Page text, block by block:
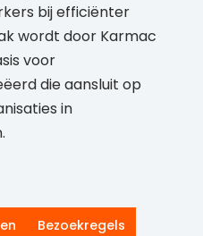
bij efficiënter
wordt door Karmac
voor
die aansluit op
in
Bezoekregels